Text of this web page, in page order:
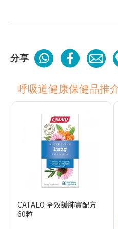
分享
呼吸道健康保健品推
CATALO 全效護肺寶配方
60粒